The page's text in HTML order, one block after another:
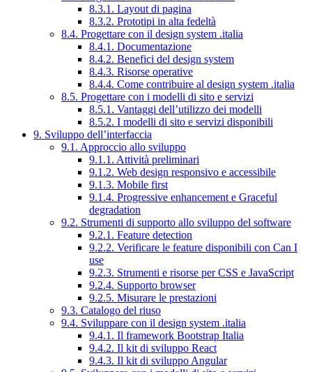
8.3.1. Layout di pagina
8.3.2. Prototipi in alta fedeltà
8.4. Progettare con il design system .italia
8.4.1. Documentazione
8.4.2. Benefici del design system
8.4.3. Risorse operative
8.4.4. Come contribuire al design system .italia
8.5. Progettare con i modelli di sito e servizi
8.5.1. Vantaggi dell’utilizzo dei modelli
8.5.2. I modelli di sito e servizi disponibili
9. Sviluppo dell’interfaccia
9.1. Approccio allo sviluppo
9.1.1. Attività preliminari
9.1.2. Web design responsivo e accessibile
9.1.3. Mobile first
9.1.4. Progressive enhancement e Graceful
degradation
9.2. Strumenti di supporto allo sviluppo del software
9.2.1. Feature detection
9.2.2. Verificare le feature disponibili con Can I
use
9.2.3. Strumenti e risorse per CSS e JavaScript
9.2.4. Supporto browser
9.2.5. Misurare le prestazioni
9.3. Catalogo del riuso
9.4. Sviluppare con il design system .italia
9.4.1. Il framework Bootstrap Italia
9.4.2. Il kit di sviluppo React
9.4.3. Il kit di sviluppo Angular